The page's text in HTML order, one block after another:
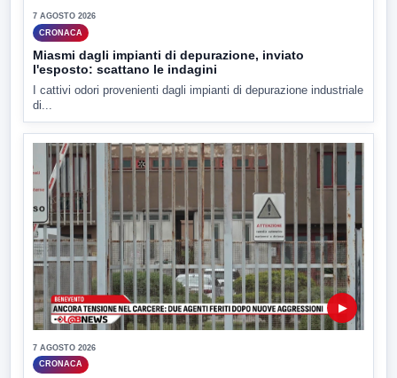
7 AGOSTO 2026
CRONACA
Miasmi dagli impianti di depurazione, inviato
l'esposto: scattano le indagini
I cattivi odori provenienti dagli impianti di depurazione industriale
di...
▶
7 AGOSTO 2026
CRONACA